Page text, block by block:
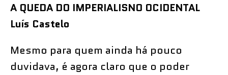
A QUEDA DO IMPERIALISNO OCIDENTAL
Luís Castelo
Mesmo para quem ainda há pouco
duvidava, é agora claro que o poder